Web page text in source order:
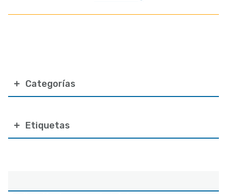
electrónico
Categorías
Etiquetas